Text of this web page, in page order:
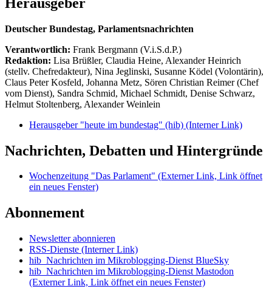
Deutscher Bundestag, Parlamentsnachrichten
Verantwortlich: Frank Bergmann (V.i.S.d.P.)
Redaktion: Lisa Brüßler, Claudia Heine, Alexander Heinrich
(stellv. Chefredakteur), Nina Jeglinski, Susanne Ködel (Volontärin),
Claus Peter Kosfeld, Johanna Metz, Sören Christian Reimer (Chef
vom Dienst), Sandra Schmid, Michael Schmidt, Denise Schwarz,
Helmut Stoltenberg, Alexander Weinlein
Herausgeber "heute im bundestag" (hib) (Interner Link)
Nachrichten, Debatten und Hintergründe
Wochenzeitung "Das Parlament" (Externer Link, Link öffnet
ein neues Fenster)
Abonnement
Newsletter abonnieren
RSS-Dienste (Interner Link)
hib_Nachrichten im Mikroblogging-Dienst BlueSky
hib_Nachrichten im Mikroblogging-Dienst Mastodon
(Externer Link, Link öffnet ein neues Fenster)